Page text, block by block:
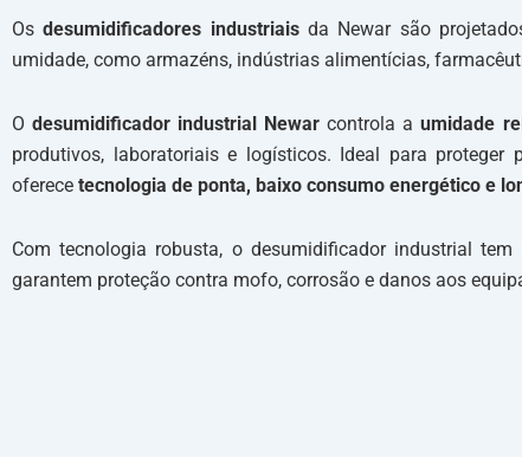
Osdesumidificadores industriaisda Newar são
umidade, como armazéns, indústrias alimentícias,
Odesumidificador industrial Newar controla aumidade
produtivos, laboratoriais e logísticos. Ideal para proteger
oferece tecnologia de ponta, baixo consumo energético e
Com tecnologia robusta, o desumidificador industrial
garantem proteção contra mofo, corrosão e danos aos